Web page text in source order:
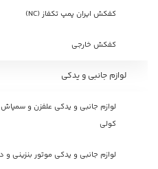
کفکش ایران پمپ تکفاز (NC)
کفکش خارجی
لوازم جانبی و یدکی
لوازم جانبی و یدکی علفزن و
کولی
لوازم جانبی و یدکی موتور بنزینی و